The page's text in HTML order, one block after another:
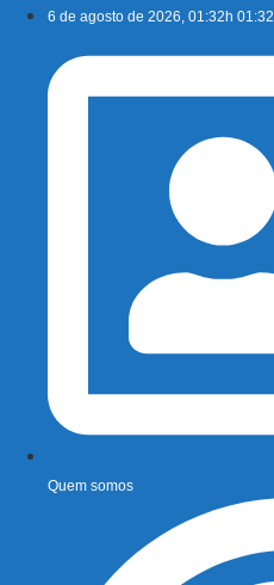
conteúdo
6 de agosto de 2026, 01:32h 01:32
Quem somos